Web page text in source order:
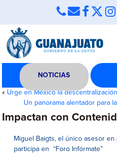
NOTICIAS
« Urge en México la
Un panorama alentador para
Impactan con
Miguel Baigts, el único asesor
participa en “Foro Infórmate”